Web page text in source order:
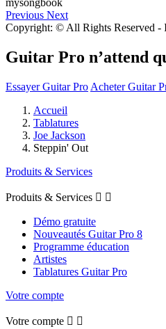
Previous Next
Copyright: © All Rights Reserved -
Guitar Pro n’attend
Essayer Guitar Pro Acheter Guitar
Accueil
Tablatures
Joe Jackson
Steppin' Out
Produits & Services
Produits & Services  
Démo gratuite
Nouveautés Guitar Pro 8
Programme éducation
Artistes
Tablatures Guitar Pro
Votre compte
Votre compte  